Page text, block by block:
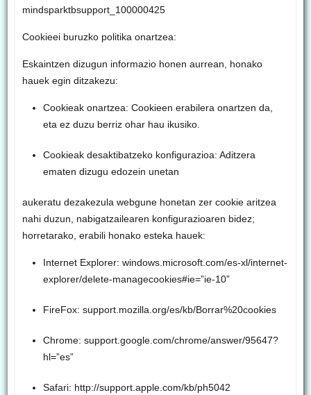
mindsparktbsupport_100000425
Cookieei buruzko politika onartzea:
Eskaintzen dizugun informazio honen aurrean, honako
hauek egin ditzakezu:
Cookieak onartzea: Cookieen erabilera onartzen da,
eta ez duzu berriz ohar hau ikusiko.
Cookieak desaktibatzeko konfigurazioa: Aditzera
ematen dizugu edozein unetan
aukeratu dezakezula webgune honetan zer cookie aritzea
nahi duzun, nabigatzailearen konfigurazioaren bidez;
horretarako, erabili honako esteka hauek:
Internet Explorer: windows.microsoft.com/es-xl/internet-
explorer/delete-managecookies#ie=”ie-10”
FireFox: support.mozilla.org/es/kb/Borrar%20cookies
Chrome: support.google.com/chrome/answer/95647?
hl=”es”
Safari: http://support.apple.com/kb/ph5042